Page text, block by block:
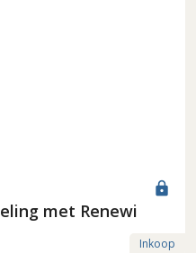
lock
met Renewi
Inkoop